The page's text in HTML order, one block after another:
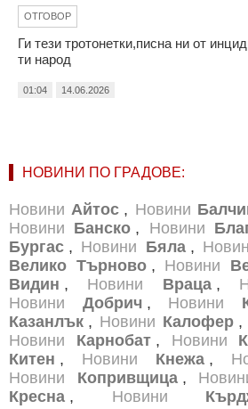
ОТГОВОР
Ги тези тротонетки,писна ни от
ти народ
01:04 14.06.2026
НОВИНИ ПО ГРАДОВЕ:
Новини Айтос , Новини
Новини Банско , Новини
Бургас , Новини Бяла ,
Велико Търново , Новини
Видин , Новини Враца ,
Новини
Добрич , Новини
Казанлък , Новини Калофер ,
Новини
Карнобат , Новини
Китен , Новини Кнежа ,
Новини
Копривщица ,
Кресна , Новини